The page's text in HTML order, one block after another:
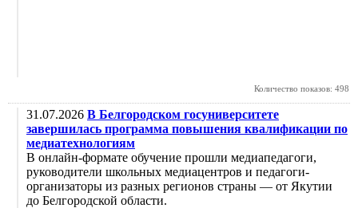
Количество показов: 498
31.07.2026 В Белгородском госуниверситете
завершилась программа повышения квалификации по
медиатехнологиям
В онлайн-формате обучение прошли медиапедагоги,
руководители школьных медиацентров и педагоги-
организаторы из разных регионов страны — от Якутии
до Белгородской области.